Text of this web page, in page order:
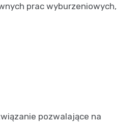
prac wyburzeniowych,
pozwalające na